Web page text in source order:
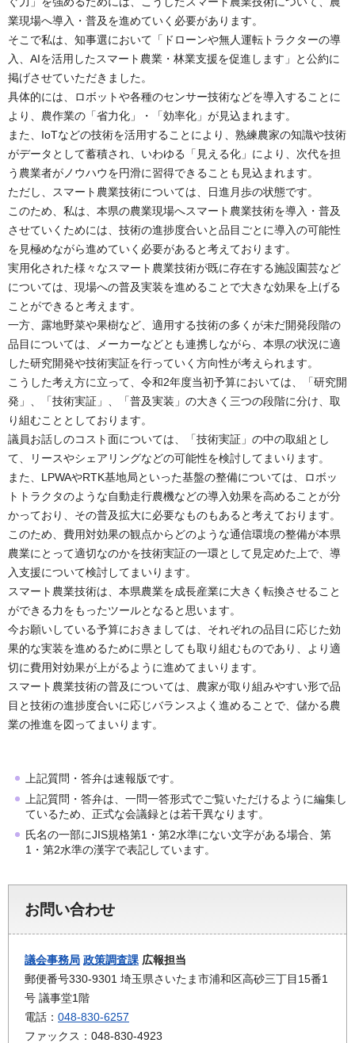
業現場へ導入・普及を進めていく必要があります。
そこで私は、知事選において「ドローンや無人運転トラクターの導
入、AIを活用したスマート農業・林業支援を促進します」と公約に
掲げさせていただきました。
具体的には、ロボットや各種のセンサー技術などを導入することに
より、農作業の「省力化」・「効率化」が見込まれます。
また、IoTなどの技術を活用することにより、熟練農家の知識や技術
がデータとして蓄積され、いわゆる「見える化」により、次代を担
う農業者がノウハウを円滑に習得できることも見込まれます。
ただし、スマート農業技術については、日進月歩の状態です。
このため、私は、本県の農業現場へスマート農業技術を導入・普及
させていくためには、技術の進捗度合いと品目ごとに導入の可能性
を見極めながら進めていく必要があると考えております。
実用化された様々なスマート農業技術が既に存在する施設園芸など
については、現場への普及実装を進めることで大きな効果を上げる
ことができると考えます。
一方、露地野菜や果樹など、適用する技術の多くが未だ開発段階の
品目については、メーカーなどとも連携しながら、本県の状況に適
した研究開発や技術実証を行っていく方向性が考えられます。
こうした考え方に立って、令和2年度当初予算においては、「研究開
発」、「技術実証」、「普及実装」の大きく三つの段階に分け、取
り組むこととしております。
議員お話しのコスト面については、「技術実証」の中の取組とし
て、リースやシェアリングなどの可能性を検討してまいります。
また、LPWAやRTK基地局といった基盤の整備については、ロボッ
トトラクタのような自動走行農機などの導入効果を高めることが分
かっており、その普及拡大に必要なものもあると考えております。
このため、費用対効果の観点からどのような通信環境の整備が本県
農業にとって適切なのかを技術実証の一環として見定めた上で、導
入支援について検討してまいります。
スマート農業技術は、本県農業を成長産業に大きく転換させること
ができる力をもったツールとなると思います。
今お願いしている予算におきましては、それぞれの品目に応じた効
果的な実装を進めるために県としても取り組むものであり、より適
切に費用対効果が上がるように進めてまいります。
スマート農業技術の普及については、農家が取り組みやすい形で品
目と技術の進捗度合いに応じバランスよく進めることで、儲かる農
業の推進を図ってまいります。
上記質問・答弁は速報版です。
上記質問・答弁は、一問一答形式でご覧いただけるように編集し
ているため、正式な会議録とは若干異なります。
氏名の一部にJIS規格第1・第2水準にない文字がある場合、第
1・第2水準の漢字で表記しています。
お問い合わせ
議会事務局 政策調査課 広報担当
郵便番号330-9301 埼玉県さいたま市浦和区高砂三丁目15番1
号 議事堂1階
電話： 048-830-6257
ファックス：048-830-4923